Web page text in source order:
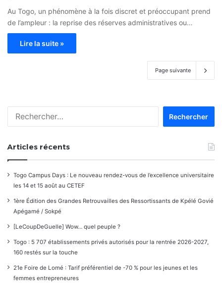
Au Togo, un phénomène à la fois discret et préoccupant prend
de l’ampleur : la reprise des réserves administratives ou…
Lire la suite »
Page suivante
Articles récents
Togo Campus Days : Le nouveau rendez-vous de l’excellence universitaire
les 14 et 15 août au CETEF
1ère Édition des Grandes Retrouvailles des Ressortissants de Kpélé Govié
Apégamé / Sokpé
[LeCoupDeGuelle] Wow… quel peuple ?
Togo : 5 707 établissements privés autorisés pour la rentrée 2026-2027,
160 restés sur la touche
21e Foire de Lomé : Tarif préférentiel de -70 % pour les jeunes et les
femmes entrepreneures